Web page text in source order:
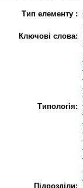
Тип елементу :
Ключові слова:
Типологія:
Підрозділи: